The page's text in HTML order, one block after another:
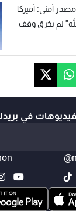
أمني: أميركا
لم يخرق وقف
في